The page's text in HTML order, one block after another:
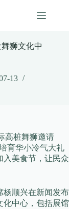
狮文化中
13
高桩舞狮邀请
育华小冷气大礼
入美食节，让民众
杨顺兴在新闻发布
化中心，包括展馆